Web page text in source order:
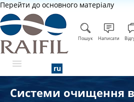
Перейти до основного матеріалу
Пошук Написати
ПРО КОМПАНІЮ
Системи очищення